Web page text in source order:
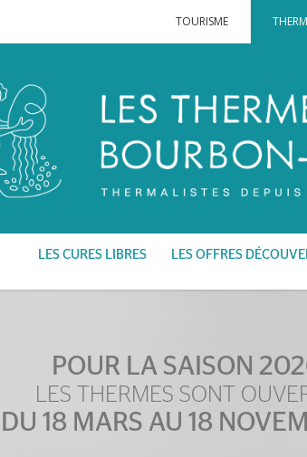
TOURISME
LES CURES LIBRES LES OFFRES
POUR LA SAISON
LES THERMES SONT
DU 18 MARS AU 18